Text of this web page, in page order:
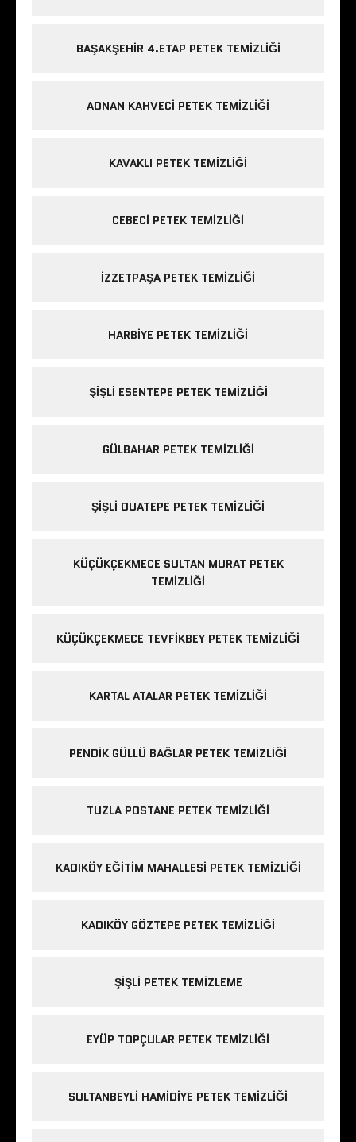
BAŞAKŞEHIR 4.ETAP PETEK TEMIZLIĞI
ADNAN KAHVECI PETEK TEMIZLIĞI
KAVAKLI PETEK TEMIZLIĞI
CEBECI PETEK TEMIZLIĞI
IZZETPAŞA PETEK TEMIZLIĞI
HARBIYE PETEK TEMIZLIĞI
ŞIŞLI ESENTEPE PETEK TEMIZLIĞI
GÜLBAHAR PETEK TEMIZLIĞI
ŞIŞLI DUATEPE PETEK TEMIZLIĞI
KÜÇÜKÇEKMECE SULTAN MURAT PETEK
TEMIZLIĞI
KÜÇÜKÇEKMECE TEVFIKBEY PETEK TEMIZLIĞI
KARTAL ATALAR PETEK TEMIZLIĞI
PENDIK GÜLLÜ BAĞLAR PETEK TEMIZLIĞI
TUZLA POSTANE PETEK TEMIZLIĞI
KADIKÖY EĞITIM MAHALLESI PETEK TEMIZLIĞI
KADIKÖY GÖZTEPE PETEK TEMIZLIĞI
ŞIŞLI PETEK TEMIZLEME
EYÜP TOPÇULAR PETEK TEMIZLIĞI
SULTANBEYLI HAMIDIYE PETEK TEMIZLIĞI